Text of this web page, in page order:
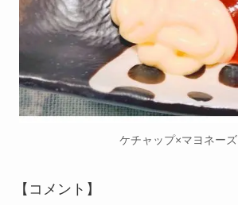
ケチャップ×マヨネーズ
【コメント】